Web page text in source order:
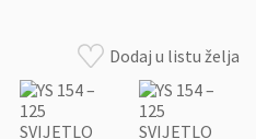
Dodaj u listu želja